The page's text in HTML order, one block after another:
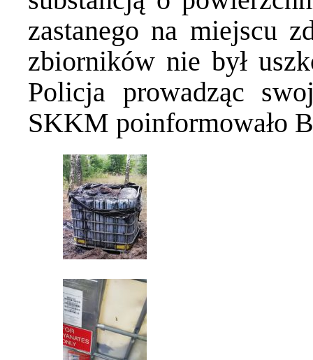
zastanego na miejscu
zbiorników nie był
Policja prowadząc
SKKM poinformowało